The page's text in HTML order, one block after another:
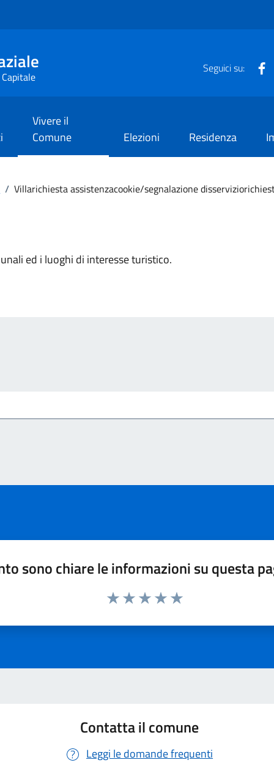
Seguici su:
Vivere il
Comune
Elezioni Residenza
/ Villarichiesta assistenzacookie/segnalazione
ed i luoghi di interesse turistico.
sono chiare le informazioni su questa
Contatta il comune
Leggi le domande frequenti